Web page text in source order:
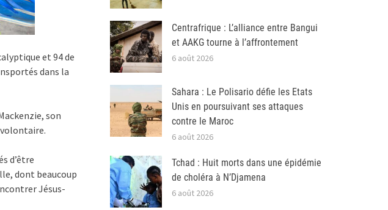
et 94 de
dans la
son
d’être
dont beaucoup
Jésus-
Centrafrique : L’alliance entre Bangui
et AAKG tourne à l’affrontement
6 août 2026
Sahara : Le Polisario défie les Etats
Unis en poursuivant ses attaques
contre le Maroc
6 août 2026
Tchad : Huit morts dans une épidémie
de choléra à N’Djamena
6 août 2026